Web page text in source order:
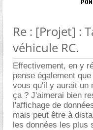
Re : [Projet] :
véhicule RC.
Effectivement, en y
pense également
vous qu'il y aurait un
ça ? J'aimerai bien
l'affichage de
mais peut être à
les données les plus